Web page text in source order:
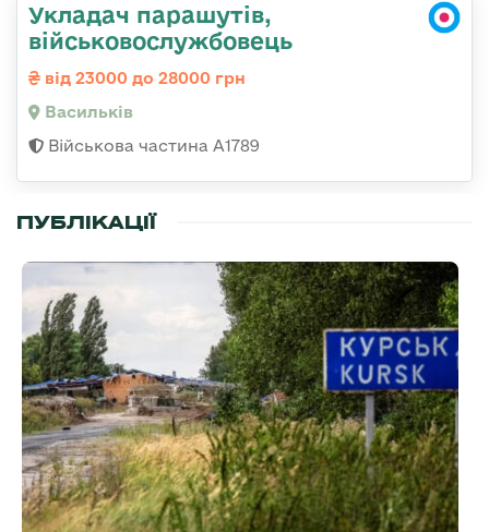
Укладач парашутів,
військовослужбовець
від 23000 до 28000 грн
Васильків
Військова частина А1789
ПУБЛІКАЦІЇ